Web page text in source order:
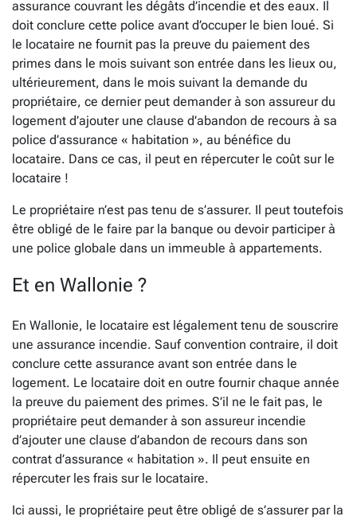
assurance couvrant les dégâts d’incendie et des eaux. Il
doit conclure cette police avant d’occuper le bien loué. Si
le locataire ne fournit pas la preuve du paiement des
primes dans le mois suivant son entrée dans les lieux ou,
ultérieurement, dans le mois suivant la demande du
propriétaire, ce dernier peut demander à son assureur du
logement d’ajouter une clause d’abandon de recours à sa
police d’assurance « habitation », au bénéfice du
locataire. Dans ce cas, il peut en répercuter le coût sur le
locataire !
Le propriétaire n’est pas tenu de s’assurer. Il peut toutefois
être obligé de le faire par la banque ou devoir participer à
une police globale dans un immeuble à appartements.
Et en Wallonie ?
En Wallonie, le locataire est légalement tenu de souscrire
une assurance incendie. Sauf convention contraire, il doit
conclure cette assurance avant son entrée dans le
logement. Le locataire doit en outre fournir chaque année
la preuve du paiement des primes. S’il ne le fait pas, le
propriétaire peut demander à son assureur incendie
d’ajouter une clause d’abandon de recours dans son
contrat d’assurance « habitation ». Il peut ensuite en
répercuter les frais sur le locataire.
Ici aussi, le propriétaire peut être obligé de s’assurer par la